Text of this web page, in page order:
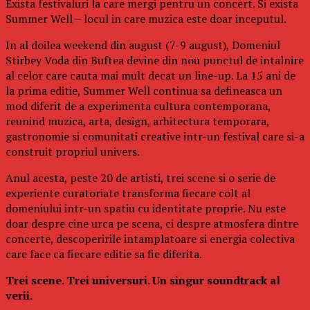
Exista festivaluri la care mergi pentru un concert. Si exista
Summer Well – locul in care muzica este doar inceputul.
In al doilea weekend din august (7-9 august), Domeniul
Stirbey Voda din Buftea devine din nou punctul de intalnire
al celor care cauta mai mult decat un line-up. La 15 ani de
la prima editie, Summer Well continua sa defineasca un
mod diferit de a experimenta cultura contemporana,
reunind muzica, arta, design, arhitectura temporara,
gastronomie si comunitati creative intr-un festival care si-a
construit propriul univers.
Anul acesta, peste 20 de artisti, trei scene si o serie de
experiente curatoriate transforma fiecare colt al
domeniului intr-un spatiu cu identitate proprie. Nu este
doar despre cine urca pe scena, ci despre atmosfera dintre
concerte, descoperirile intamplatoare si energia colectiva
care face ca fiecare editie sa fie diferita.
Trei scene. Trei universuri. Un singur soundtrack al
verii.